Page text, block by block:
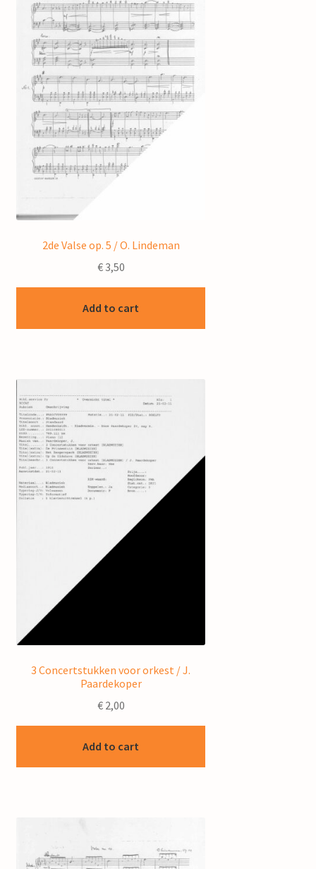
2de Valse op. 5 / O. Lindeman
€3,50
Add to cart
3 Concertstukken voor orkest / J.
Paardekoper
€2,00
Add to cart